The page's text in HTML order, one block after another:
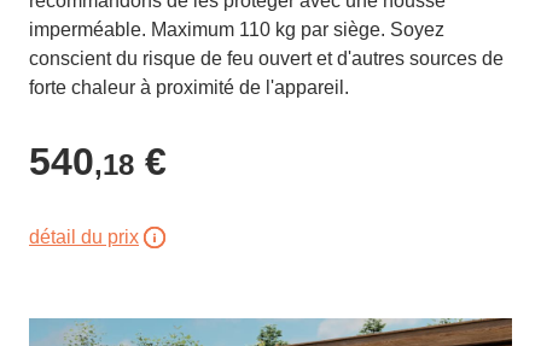
imperméable. Maximum 110 kg par siège. Soyez
conscient du risque de feu ouvert et d'autres sources de
forte chaleur à proximité de l'appareil.
540,18 €
détail du prix